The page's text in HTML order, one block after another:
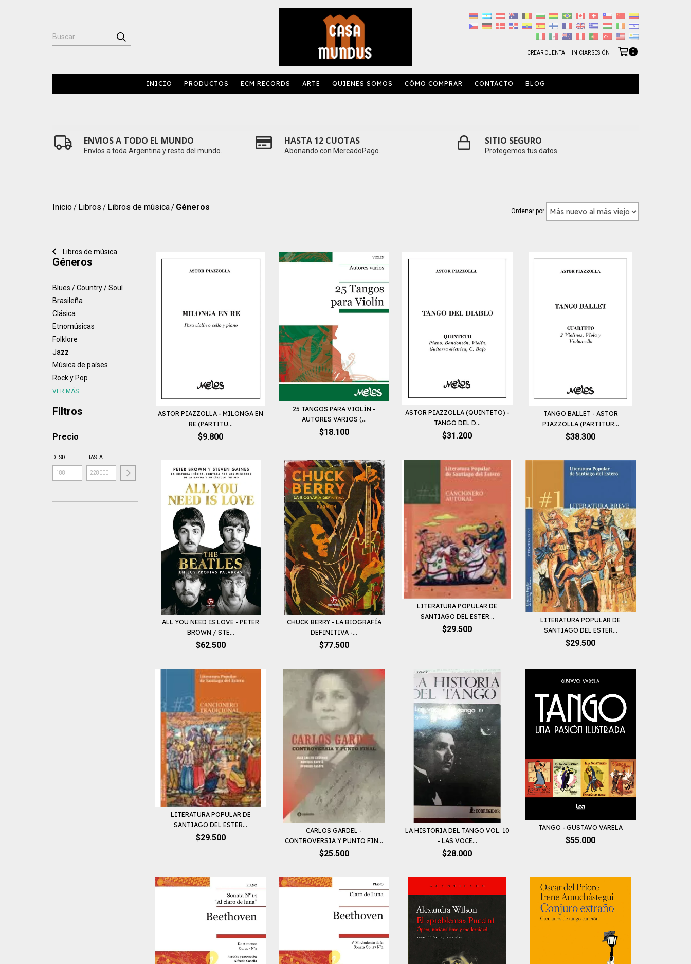
CREAR CUENTA INICIAR SESIÓN 0
INICIO PRODUCTOS ECM RECORDS ARTE QUIENES SOMOS CÓMO COMPRAR CONTACTO BLOG
ENVIOS A TODO EL MUNDO
Envíos a toda Argentina y resto del mundo.
HASTA 12 CUOTAS
Abonando con MercadoPago.
SITIO SEGURO
Protegemos tus datos.
Inicio/ Libros / Libros de música/ Géneros Ordenar por
Libros de música
Géneros
Blues / Country / Soul
Brasileña
Clásica
Etnomúsicas
Folklore
Jazz
Música de países
Rock y Pop
VER MÁS
Filtros
Precio
DESDE HASTA
ASTOR PIAZZOLLA - MILONGA EN
RE (PARTITU...
$9.800
25 TANGOS PARA VIOLÍN -
AUTORES VARIOS (...
$18.100
ASTOR PIAZZOLLA (QUINTETO) -
TANGO DEL D...
$31.200
TANGO BALLET - ASTOR
PIAZZOLLA (PARTITUR...
$38.300
ALL YOU NEED IS LOVE - PETER
BROWN / STE...
$62.500
CHUCK BERRY - LA BIOGRAFÍA
DEFINITIVA -...
$77.500
LITERATURA POPULAR DE
SANTIAGO DEL ESTER...
$29.500
LITERATURA POPULAR DE
SANTIAGO DEL ESTER...
$29.500
LITERATURA POPULAR DE
SANTIAGO DEL ESTER...
$29.500
CARLOS GARDEL -
CONTROVERSIA Y PUNTO FIN...
$25.500
LA HISTORIA DEL TANGO VOL. 10
- LAS VOCE...
$28.000
TANGO - GUSTAVO VARELA
$55.000